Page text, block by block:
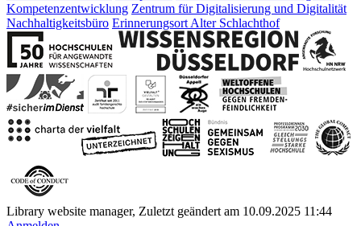
Kompetenzentwicklung Zentrum für Digitalisierung und Digitalität
Nachhaltigkeitsbüro Erinnerungsort Alter Schlachthof
Library website manager, Zuletzt geändert am 10.09.2025 11:44